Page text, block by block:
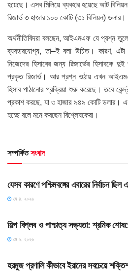
হয়েছে। এসব মিলিয়ে ব্যবহার হয়েছে আট
রিজার্ভ ৩ হাজার ১০০ কোটি (৩১ বিলিয়ন) ডলার।
অর্থনীতিবিদরা বলছেন, আইএমএফ যে প্রশ্ন
ব্যবহারযোগ্য, তা–ই বলা উচিত। কারণ, এটা
নিজেদের হিসাবের জন্য রিজার্ভের হিসাবকে
প্রকৃত রিজার্ভ। আর প্রশ্ন ওঠায় এখন
হিসাব পাঠানোর প্রক্রিয়া শুরু করেছে। তবে
প্রকাশ করছে, যা ৩ হাজার ৯৪৯ কোটি ডলার। এর
হচ্ছে বলে মনে করছেন বিশ্লেষকেরা।
সম্পর্কিতসংবাদ
HOME POST
যেসব কারণে পশ্চিমবঙ্গের এবারের নির্বাচন
মে ৪, ২০২৬
শিল্প বিপ্লব ও পাশ্চাত্য সভ্যতা: শ্রমিক
মে ২, ২০২৬
হরমুজ প্রণালি কীভাবে ইরানের সবচেয়ে